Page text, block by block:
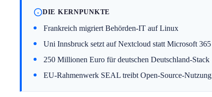
DIE KERNPUNKTE
Frankreich migriert Behörden-IT auf Linux
Uni Innsbruck setzt auf Nextcloud statt Microsoft 365
250 Millionen Euro für deutschen Deutschland-Stack
EU-Rahmenwerk SEAL treibt Open-Source-Nutzung